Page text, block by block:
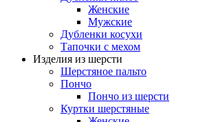
Женские
Мужские
Дубленки косухи
Тапочки с мехом
Изделия из шерсти
Шерстяное пальто
Пончо
Пончо из шерсти
Куртки шерстяные